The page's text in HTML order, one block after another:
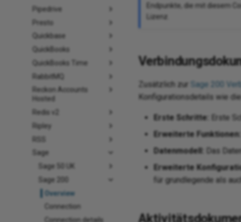
Pipedrive
Presto
Quickbase
QuickBooks
QuickBooks Time
RabbitMQ
Reckon Accounts
Hosted
Redis v2
Ripley
Sage
Sage 50 UK
Sage 200
Overview
Connection
Connection details
Endpunkte, die mit diesem
Lizenz.
Zusätzlich zur Sage 200
Konfigurationsdetails wie
Erste Schritte:
Erste
Erweiterte Funktionen:
Datenmodell:
Das
Erweiterte
für grundlegende als